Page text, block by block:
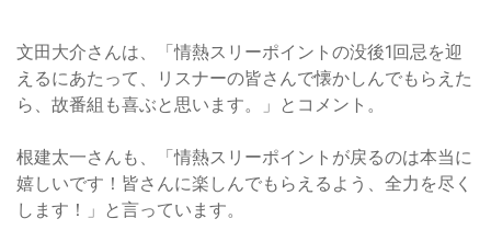
文田大介さんは、「情熱スリーポイントの没後1回忌を迎
えるにあたって、リスナーの皆さんで懐かしんでもらえた
ら、故番組も喜ぶと思います。」とコメント。
根建太一さんも、「情熱スリーポイントが戻るのは本当に
嬉しいです！皆さんに楽しんでもらえるよう、全力を尽く
します！」と言っています。